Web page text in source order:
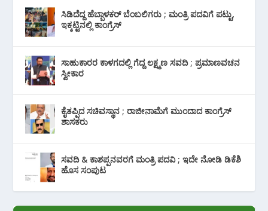
ಸಿಡಿದೆದ್ದ ಹೆಬ್ಬಾಳಕರ್ ಬೆಂಬಲಿಗರು ; ಮಂತ್ರಿ ಪದವಿಗೆ ‌ಪಟ್ಟು,
ಇಕ್ಕಟ್ಟಿನಲ್ಲಿ ಕಾಂಗ್ರೆಸ್
ಸಾಹುಕಾರರ ಕಾಳಗದಲ್ಲಿ ಗೆದ್ದ ಲಕ್ಷ್ಮಣ ಸವದಿ ; ಪ್ರಮಾಣವಚನ
ಸ್ವೀಕಾರ
ಕೈತಪ್ಪಿದ ಸಚಿವಸ್ಥಾನ ; ರಾಜೀನಾಮೆಗೆ ಮುಂದಾದ ಕಾಂಗ್ರೆಸ್
‌ಶಾಸಕರು
ಸವದಿ & ಕಾಶಪ್ಪನವರಗೆ ಮಂತ್ರಿ ಪದವಿ ; ಇದೇ ನೋಡಿ‌ ಡಿಕೆಶಿ
ಹೊಸ ಸಂಪುಟ